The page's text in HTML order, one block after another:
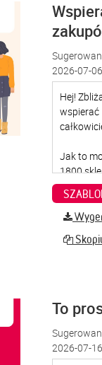
2026-07-
To
2026-07-